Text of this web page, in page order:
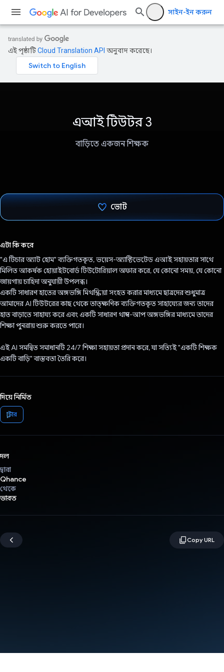
সাইন-ইন করুন
এই পৃষ্ঠাটিCloud Translation API অনুবাদ করেছে।
এআই টিউটর 3
বাড়িতে একজন শিক্ষক
ভোট
এটা কি করে
"এ টিচার অ্যাট হোম" ব্যক্তিগতকৃত, ভয়েস-অ্যাক্টিভেটেড এআই সহায়তার সাথে
মিলিত আকর্ষক হোয়াইটবোর্ড টিউটোরিয়াল অফার করে, যে কোনো সময়, যে কোনো
জায়গায় চাহিদা অনুযায়ী উপলব্ধ।
একটি সাধারণ হাতের অঙ্গভঙ্গি মিথস্ক্রিয়া সংহত করার মাধ্যমে ছাত্রদের শুধুমাত্র
আমাদের AI টিউটরের কাছ থেকে তাত্ক্ষণিক ব্যক্তিগতকৃত সাহায্যের জন্য তাদের
হাত বাড়াতে সাহায্য করে এবং একটি সাধারণ থাম্বস-আপ অঙ্গভঙ্গির মাধ্যমে তাদের
শিক্ষা পুনরায় শুরু করতে পারে।
এই AI সমন্বিত সমাধানটি 24/7 শিক্ষা সহায়তা প্রদান করে, যা সত্যিই "একটি শিক্ষক
একটি বাড়ি" বাস্তবতা তৈরি করে।
দিয়ে নির্মিত
ফ্লাটার
দল
দ্বারা
Qhance
থেকে
ভারত